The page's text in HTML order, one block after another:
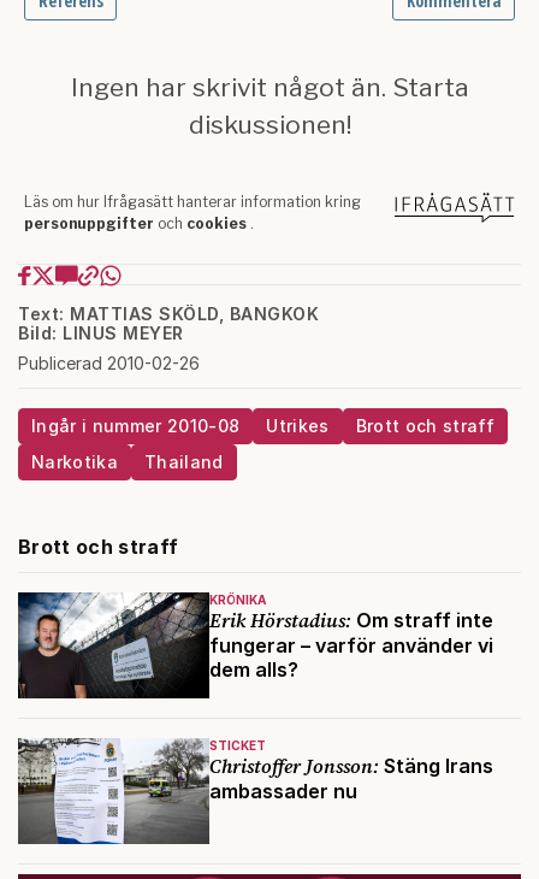
Text: MATTIAS SKÖLD, BANGKOK
Bild: LINUS MEYER
Publicerad 2010-02-26
Ingår i nummer 2010-08 Utrikes
Brott och straff
Narkotika
Thailand
Brott och straff
KRÖNIKA
Erik Hörstadius: Om straff inte
fungerar – varför använder vi
dem alls?
STICKET
Christoffer Jonsson: Stäng Irans
ambassader nu